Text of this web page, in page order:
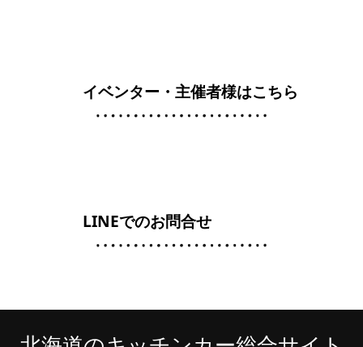
イベンター・主催者様はこちら
LINEでのお問合せ